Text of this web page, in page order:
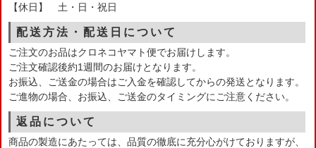
【休日】 土・日・祝日
配送方法・配送日について
ご注文のお品はクロネコヤマト便でお届けします。
ご注文確認後約1週間のお届けとなります。
お振込、ご送金の場合はご入金を確認してからの発送となります。
ご進物の場合、お振込、ご送金のタイミングにご注意ください。
返品について
商品の製造にあたっては、品質の徹底に充分心がけておりますが、